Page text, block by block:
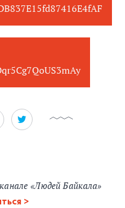
«Людей Байкала»